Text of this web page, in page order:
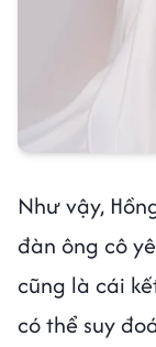
Như vậy,
đàn ông cô
cũng là cái
có thể suy